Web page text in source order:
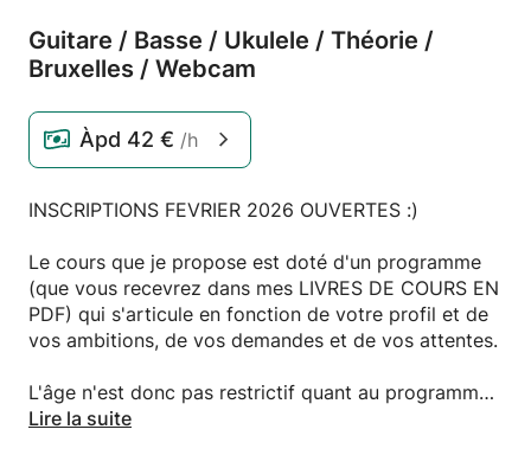
Guitare / Basse / Ukulele / Théorie /
Bruxelles / Webcam
Àpd 42 € /h
INSCRIPTIONS FEVRIER 2026 OUVERTES :)
Le cours que je propose est doté d'un programme
(que vous recevrez dans mes LIVRES DE COURS EN
PDF) qui s'articule en fonction de votre profil et de
vos ambitions, de vos demandes et de vos attentes.
L'âge n'est donc pas restrictif quant au programme,
vous pourrez avec du travail quotidien qualitatif (et
Lire la suite